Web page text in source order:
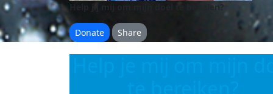
Help jij mij om mijn doel te behalen?
Donate Share